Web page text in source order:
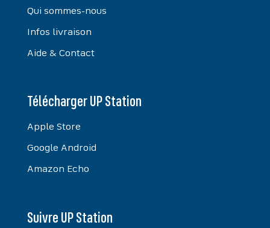
Qui sommes-nous
Infos livraison
Aide & Contact
Télécharger UP Station
Apple Store
Google Android
Amazon Echo
Suivre UP Station